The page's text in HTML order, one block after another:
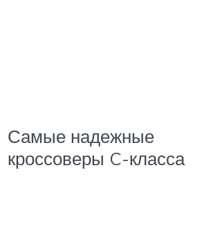
Самые надежные
кроссоверы C-класса